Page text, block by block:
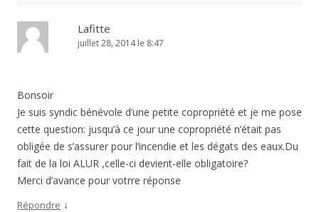
Lafitte
juillet 28, 2014 le 8:47
Bonsoir
Je suis syndic bénévole d’une petite copropriété et je me pose
cette question: jusqu’à ce jour une copropriété n’était pas
obligée de s’assurer pour l’incendie et les dégats des eaux.Du
fait de la loi ALUR ,celle-ci devient-elle obligatoire?
Merci d’avance pour votrre réponse
Répondre ↓